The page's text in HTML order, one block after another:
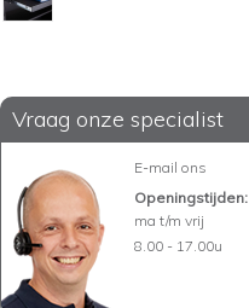
Vraag onze specialist
E-mail ons
Openingstijden:
ma t/m vrij
8.00 - 17.00u